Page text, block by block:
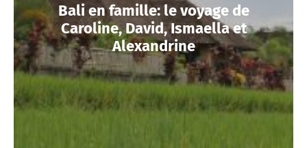
Bali en famille: le voyage de
Caroline, David, Ismaella et
Alexandrine